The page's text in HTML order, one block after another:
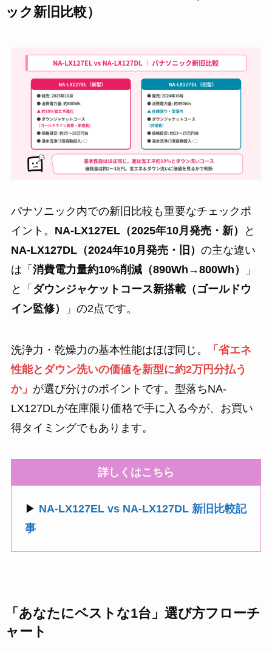
ック新旧比較）
パナソニック内での新旧比較も重要なチェックポ
イント。 NA-LX127EL（2025年10月発売・新）
と
NA-LX127DL（2024年10月発売・旧） の主な違い
は「 消費電力量約10%削減（890Wh→800Wh）
」
と「 ダウンジャケットコース新搭載（ゴールドウ
イン監修）
」の2点です。
洗浄力・乾燥力の基本性能はほぼ同じ。
「省エネ
性能とダウン洗いの価値を新型に約2万円分払う
か」 が選び分けのポイントです。型落ちNA-
LX127DLが在庫限り価格で手に入る今が、お買い
得タイミングでもあります。
詳しくはこちら
▶ NA-LX127EL vs NA-LX127DL 新旧比較記
事
「あなたにベストな1台」選び方フローチ
ャート